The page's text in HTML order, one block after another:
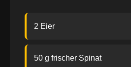
2 Eier
50 g frischer Spinat